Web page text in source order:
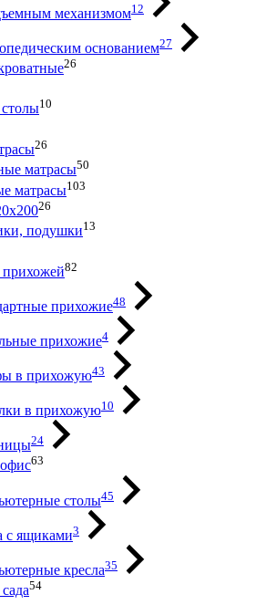
механизмом12
основанием27
26
10
26
матрасы50
матрасы103
26
подушки13
82
прихожие48
прихожие4
в прихожую43
в прихожую10
24
63
столы45
с ящиками3
кресла35
54